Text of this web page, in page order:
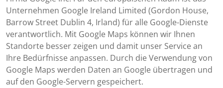
Unternehmen Google Ireland Limited (Gordon House,
Barrow Street Dublin 4, Irland) für alle Google-Dienste
verantwortlich. Mit Google Maps können wir Ihnen
Standorte besser zeigen und damit unser Service an
Ihre Bedürfnisse anpassen. Durch die Verwendung von
Google Maps werden Daten an Google übertragen und
auf den Google-Servern gespeichert.